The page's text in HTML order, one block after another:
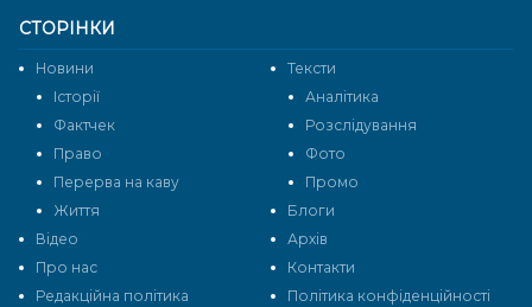
СТОРІНКИ
Новини
Тексти
Історії
Аналітика
Фактчек
Розслідування
Право
Фото
Перерва на каву
Промо
Життя
Блоги
Відео
Архів
Про нас
Контакти
Редакційна політика
Політика конфіденційності